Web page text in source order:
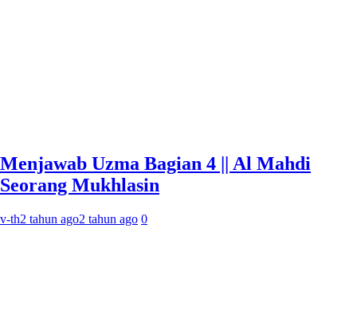
Menjawab Uzma Bagian 4 || Al Mahdi
Seorang Mukhlasin
v-th2 tahun ago2 tahun ago 0